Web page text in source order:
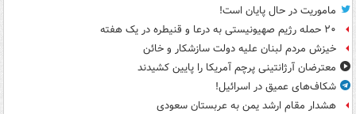
ماموریت در حال پایان است!
۲۰ حمله رژیم صهیونیستی به درعا و قنیطره در یک هفته
خیزش مردم لبنان علیه دولت سازشکار و خائن
معترضان آرژانتینی پرچم آمریکا را پایین کشیدند
شکاف‌های عمیق در اسرائیل!
هشدار مقام ارشد یمن به عربستان سعودی